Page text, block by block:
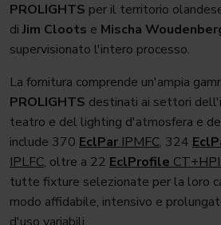
PROLIGHTS per il territorio
diJim Cloots e Mischa
supervisionato l'intero processo.
La fornitura comprende un'ampia
PROLIGHTS destinati ai settori
teatro e del lighting d'atmosfera e
include 370 EclPar IPMFC, 324
IPLFC, oltre a 22 EclProfile
tutte fixture selezionate per la loro
modo affidabile, intensivo e